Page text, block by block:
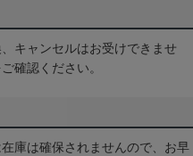
キャンセルはお受けできませ
ご確認ください。
庫は確保されませんので、お早